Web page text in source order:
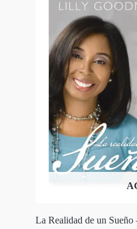
La Realidad de un